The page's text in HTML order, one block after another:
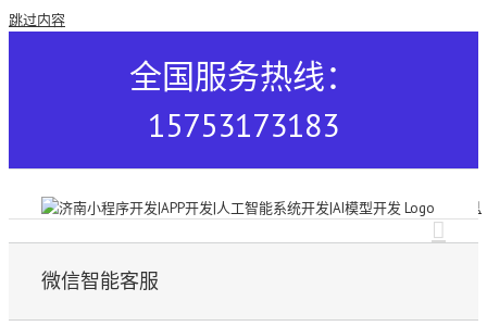
跳过内容
全国服务热线：
15753173183
微信智能客服